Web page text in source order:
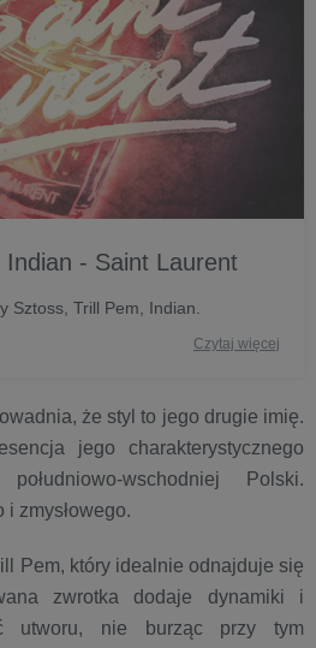
- Saint Laurent
Sztoss, Trill Pem, Indian.
Czytaj więcej
że styl to jego drugie imię.
jego charakterystycznego
wschodniej Polski.
i zmysłowego.
Pem, który idealnie odnajduje się
zwrotka dodaje dynamiki i
utworu, nie burząc przy tym